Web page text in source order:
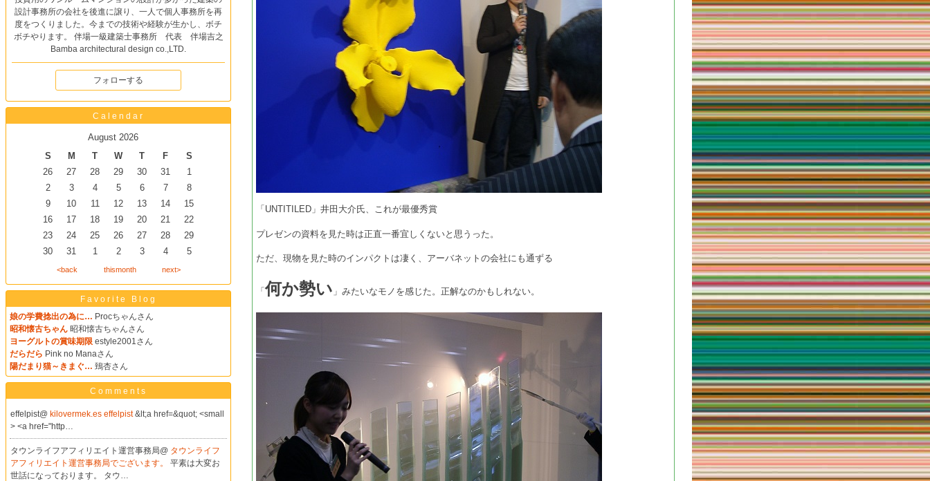
設計事務所の会社を後進に譲り、一人で個人事務所を再
度をつくりました。今までの技術や経験が生かし、ボチ
ボチやります。 伴場一級建築士事務所 代表 伴場吉之
Bamba architectural design co.,LTD.
フォローする
Calendar
August 2026
S
M T W T F
S
26
27 28 29 30 31
1
2
3 4 5 6 7
8
9
10 11 12 13 14
15
16
17 18 19 20 21
22
23
24 25 26 27 28
29
30
31 1 2 3 4 5
<back thismonth next>
Favorite Blog
娘の学費捻出の為に… Procちゃんさん
昭和懐古ちゃん 昭和懐古ちゃんさん
ヨーグルトの賞味期限 estyle2001さん
だらだら Pink no Manaさん
陽だまり猫～きまぐ… 鵄杏さん
Comments
effelpist@ kilovermek.es effelpist&lt;a href=&quot; <small
> <a href="http…
タウンライフアフィリエイト運営事務局@ タウンライフ
アフィリエイト運営事務局でございます。 平素は大変お
世話になっております。 タウ…
「UNTITILED」井田大介氏、これが最優秀賞
プレゼンの資料を見た時は正直一番宜しくないと思うった。
ただ、現物を見た時のインパクトは凄く、アーバネットの会社にも通ずる
「何か勢い 」みたいなモノを感じた。正解なのかもしれない。